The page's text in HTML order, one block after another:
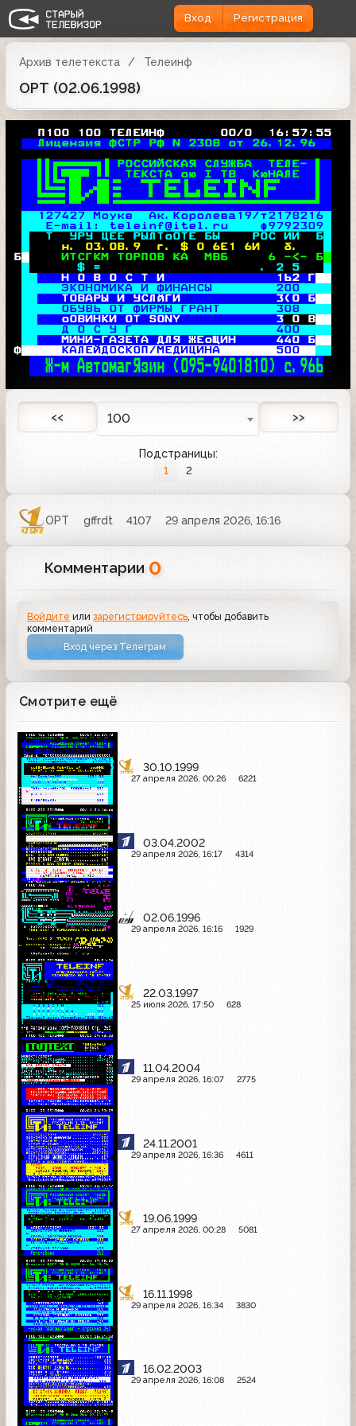
Вход Регистрация
Архив телетекста Телеинф
ОРТ (02.06.1998)
   П100 100 ТЕЛЕИНФ       00/0  16:57:55
Лицензия ФСТР РФ N 2308 от 26.12.96
 РОССИЙСКАЯ СЛУЖБА  ТЕЛЕ-
 ТЕКСТА ою I ТВ  КюНАЛЕ
 
 

127427 Моукв  Ак.Королева19/т2178216
E-mail: teleinf@itel.ru    ф9792309
  Т  УРУ ЦЕЕ РЫЛТоОТЕ БЫ    РОС ИИ  Б
н. 03.0В.9  г. $ О 6Е1 6И   б.
Б
  ИТСГКМ ТОРПОВ КА  МВБ     6 -<- Б
      $ =                    . 2 5
Н О В О С Т И              1Ь2 Г
ЭКОНОМИКА И ФИНАНСЫ 200
ТОВАРЫ И УСЛйГИ            3(0 Б
   ОБУВЬ ОТ ФИРМЫ ГРАНТ
308
оОВИНКИ ОТ SONY            3 0 B
   Д О С У Г
400
МИНИ-ГАЗЕТА ДЛЯ ЖЕоЩИН 440 Б
Ф
  КАЛЕЙДОСКОП/МЕДИЦИНА
500
Ж-м АвтомагЯзин (095-9401810) с.96Ь
<< 100 >>
Подстраницы:
1 2
ОРТ gffrdt 4107 29 апреля 2026, 16:16
Комментарии 0
Войдите илизарегистрируйтесь, чтобы добавить
комментарий
Вход через Телеграм
Смотрите ещё
30.10.1999
27 апреля 2026, 00:26 6221
03.04.2002
29 апреля 2026, 16:17 4314
02.06.1996
29 апреля 2026, 16:16 1929
22.03.1997
25 июля 2026, 17:50 628
11.04.2004
29 апреля 2026, 16:07 2775
24.11.2001
29 апреля 2026, 16:36 4611
19.06.1999
27 апреля 2026, 00:28 5081
16.11.1998
29 апреля 2026, 16:34 3830
16.02.2003
29 апреля 2026, 16:08 2524